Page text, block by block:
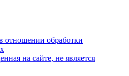
отношении обработки
на сайте, не является